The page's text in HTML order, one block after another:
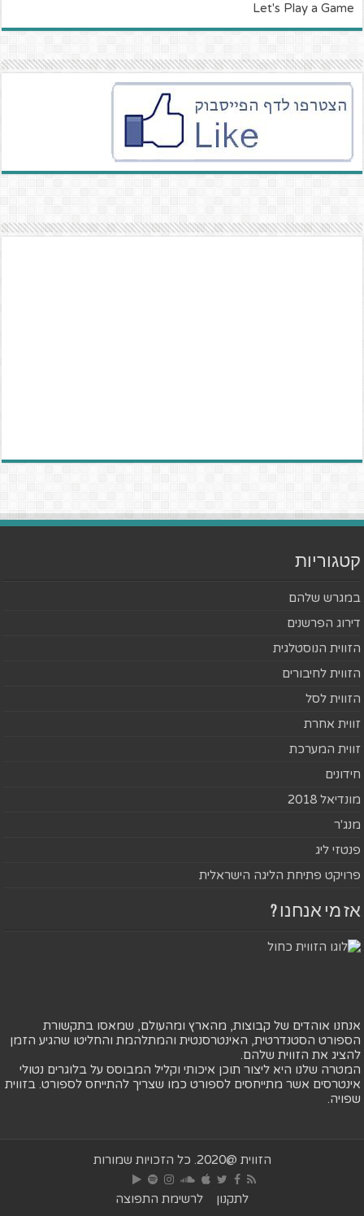
Let's Play a Game
קטגוריות
במגרש שלהם
דירוג הפרשנים
הזווית הנוסטלגית
הזווית לחיבורים
הזווית לסל
זווית אחרת
זווית המערכת
חידונים
מונדיאל 2018
מנג'ר
פנטזי ליג
פרויקט פתיחת הליגה הישראלית
אז מי אנחנו ?
אנחנו אוהדים של קבוצות, מהארץ ומהעולם, שמאסו בתקשורת
הספורט הסטנדרטית, האינטרסנטית והמתלהמת והחליטו שהגיע הזמן
להציג את הזווית שלהם.
המטרה שלנו היא ליצור תוכן איכותי וקליל המבוסס על בלוגרים נטולי
אינטרסים אשר מתייחסים לספורט כמו שצריך להתייחס לספורט. בזווית
שפויה.
הזווית @2020. כל הזכויות שמורות
לתקנון לרשימת התפוצה